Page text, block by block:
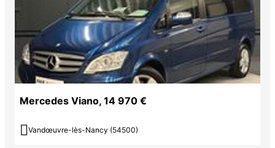
Mercedes Viano, 14 970 €
 Vandœuvre-lès-Nancy (54500)